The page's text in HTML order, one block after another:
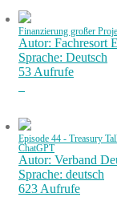
Finanzierung großer
Autor: Fachresort
Sprache: Deutsch
53 Aufrufe
Episode 44 - Treasury
ChatGPT
Autor: Verband
Sprache: deutsch
623 Aufrufe